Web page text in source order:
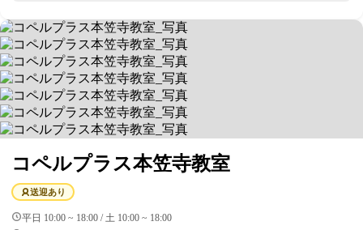
コペルプラス本笠寺教室
送迎あり
平日 10:00 ~ 18:00 / 土 10:00 ~ 18:00